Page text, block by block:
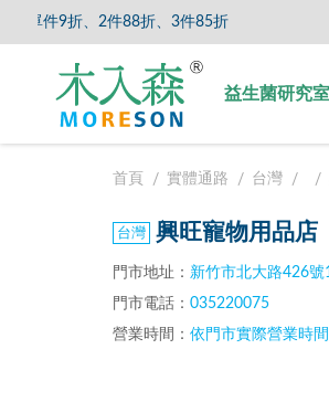
單件9折、2件88折、3件85折
益生菌研究室
首頁 實體通路 台灣
興旺寵物用品店
門市地址： 新竹市北大路426號
門市電話： 035220075
營業時間： 依門市實際營業時